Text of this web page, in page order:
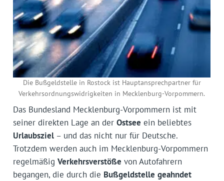
Die Bußgeldstelle in Rostock ist Hauptansprechpartner für
Verkehrsordnungswidrigkeiten in Mecklenburg-Vorpommern.
Das Bundesland Mecklenburg-Vorpommern ist mit
seiner direkten Lage an der Ostsee ein beliebtes
Urlaubsziel– und das nicht nur für Deutsche.
Trotzdem werden auch im Mecklenburg-Vorpommern
regelmäßig Verkehrsverstöße von Autofahrern
begangen, die durch die Bußgeldstelle geahndet